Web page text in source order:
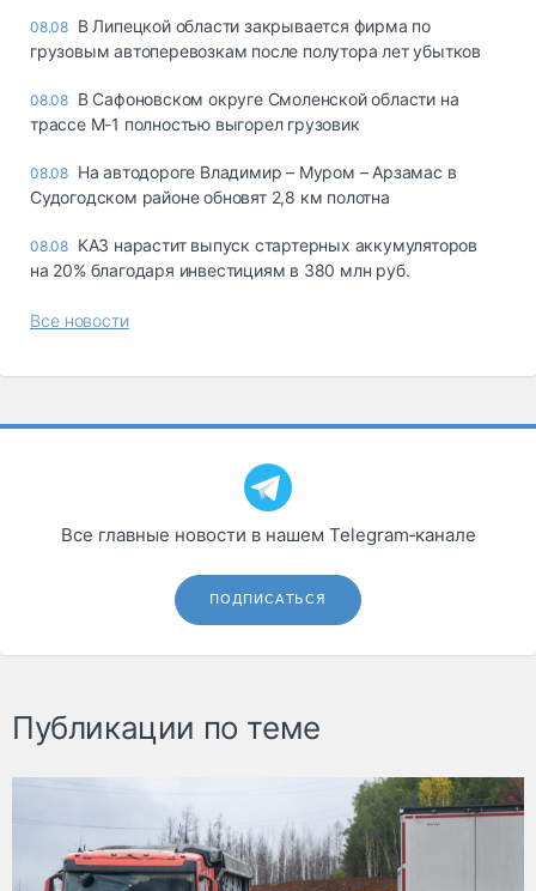
08.08 В Липецкой области закрывается фирма по
грузовым автоперевозкам после полутора лет убытков
08.08 В Сафоновском округе Смоленской области на
трассе М-1 полностью выгорел грузовик
08.08 На автодороге Владимир – Муром – Арзамас в
Судогодском районе обновят 2,8 км полотна
08.08 КАЗ нарастит выпуск стартерных аккумуляторов
на 20% благодаря инвестициям в 380 млн руб.
Все новости
Все главные новости в нашем Telegram‑канале
ПОДПИСАТЬСЯ
Публикации по теме